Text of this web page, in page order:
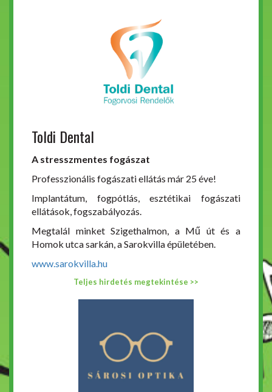
Toldi Dental
A stresszmentes fogászat
Professzionális fogászati ellátás már 25 éve!
Implantátum, fogpótlás, esztétikai fogászati
ellátások, fogszabályozás.
Megtalál minket Szigethalmon, a Mű út és a
Homok utca sarkán, a Sarokvilla épületében.
www.sarokvilla.hu
Teljes hirdetés megtekintése >>